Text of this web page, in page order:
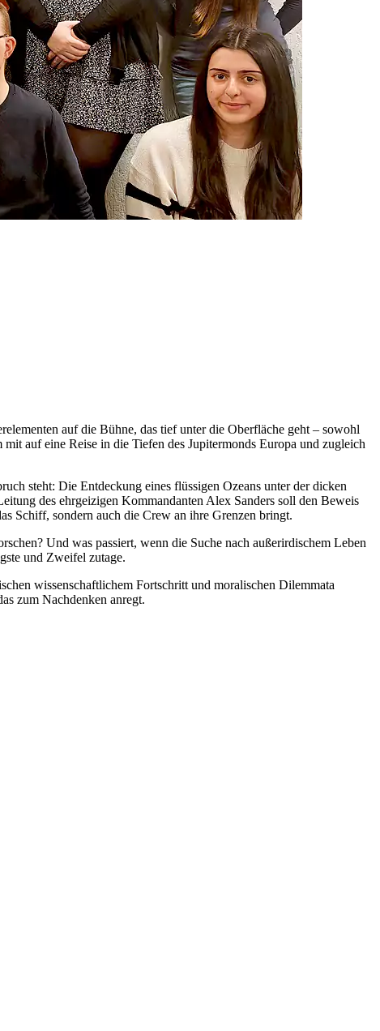
auf die Bühne, das tief unter die Oberfläche geht – sowohl
auf eine Reise in die Tiefen des Jupitermonds Europa und zugleich
steht: Die Entdeckung eines flüssigen Ozeans unter der dicken
des ehrgeizigen Kommandanten Alex Sanders soll den Beweis
Schiff, sondern auch die Crew an ihre Grenzen bringt.
Und was passiert, wenn die Suche nach außerirdischem Leben
und Zweifel zutage.
wissenschaftlichem Fortschritt und moralischen Dilemmata
zum Nachdenken anregt.